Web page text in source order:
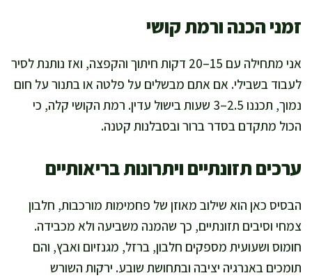
זמני הכנה ורמת קושי
אני מתחילה עם 15–20 דקות חיתוך והקפצה, ואז נותנת לסיר
לעבוד בשבילי. אם אתם מבשלים על פלטה או בתנור על חום
נמוך, תכננו 2.5–3 שעות בישול עדין. רמת הקושי קלה, כי
הכול מתקדם בסדר ברור ובסבלנות קטנה.
ערכים תזונתיים ויתרונות בריאותיים
הבסיס כאן הוא שילוב מאוזן של פחמימות מורכבות, חלבון
צמחי וסיבים תזונתיים, כך שהמנה משביעה ולא מכבידה.
חומוס ושעועית מספקים חלבון, ברזל, מגנזיום ואבץ, והם
תומכים באנרגיה יציבה ובתחושת שובע. ירקות השורש